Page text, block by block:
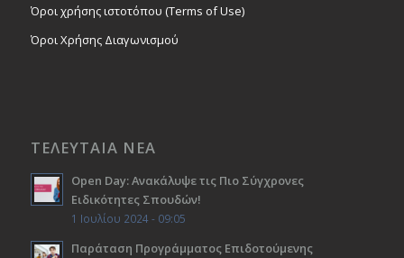
Όροι χρήσης ιστοτόπου (Terms of Use)
Όροι Χρήσης Διαγωνισμού
ΤΕΛΕΥΤΑΙΑ ΝΕΑ
Open Day: Ανακάλυψε τις Πιο Σύγχρονες
Ειδικότητες Σπουδών!
1 Ιουλίου 2024 - 09:05
Παράταση Προγράμματος Επιδοτούμενης